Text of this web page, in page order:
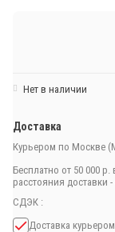
Нет в наличии
Доставка
Курьером по Москве
Бесплатно от 50 000 р.
расстояния доставки
СДЭК :
Доставка